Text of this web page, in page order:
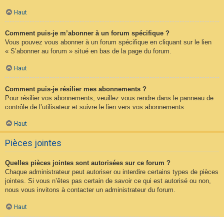
Haut
Comment puis-je m’abonner à un forum spécifique ?
Vous pouvez vous abonner à un forum spécifique en cliquant sur le lien
« S’abonner au forum » situé en bas de la page du forum.
Haut
Comment puis-je résilier mes abonnements ?
Pour résilier vos abonnements, veuillez vous rendre dans le panneau de
contrôle de l’utilisateur et suivre le lien vers vos abonnements.
Haut
Pièces jointes
Quelles pièces jointes sont autorisées sur ce forum ?
Chaque administrateur peut autoriser ou interdire certains types de pièces
jointes. Si vous n’êtes pas certain de savoir ce qui est autorisé ou non,
nous vous invitons à contacter un administrateur du forum.
Haut